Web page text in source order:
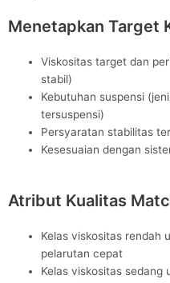
Menetapkan Target
Viskositas target dan
stabil)
Kebutuhan suspensi
tersuspensi)
Persyaratan stabilitas
Kesesuaian dengan
Atribut Kualitas
Kelas viskositas rendah
pelarutan cepat
Kelas viskositas sedang